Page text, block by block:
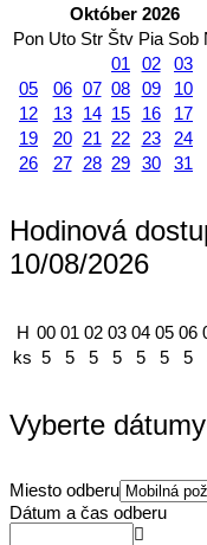
Október 2026
Pon Uto Str Štv Pia Sob
01
02 03
05
06 07 08 09 10
12
13 14 15 16 17
19
20 21 22 23 24
26
27 28 29 30 31
Hodinová
10/08/2026
H 00 01 02 03 04 05 06
ks 5 5 5 5 5 5 5
Vyberte
Miesto odberu
Dátum a čas odberu